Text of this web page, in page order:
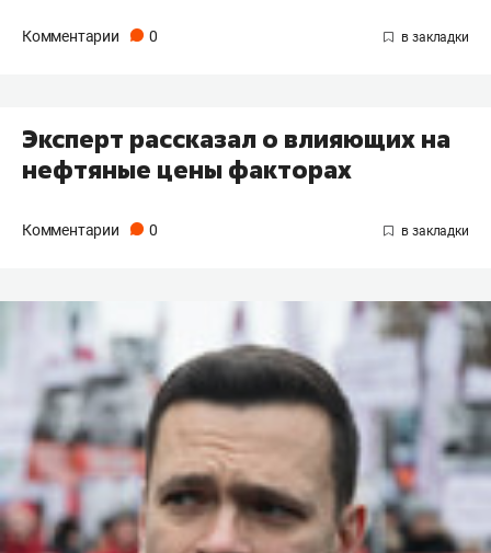
Комментарии 0
Эксперт рассказал о влияющих на
нефтяные цены факторах
Комментарии 0